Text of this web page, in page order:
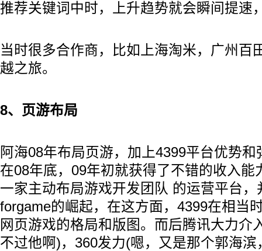
推荐关键词中时，上升趋势就会瞬间提速
当时很多合作商，比如上海淘米，广州百
越之旅。
8、页游布局
阿海08年布局页游，加上4399平台优势
在08年底，09年初就获得了不错的收入能
一家主动布局游戏开发团队 的运营平台
forgame的崛起，在这方面，4399在相当
网页游戏的格局和版图。而后腾讯大力介
不过他啊)，360发力(嗯，又是那个郭海滨